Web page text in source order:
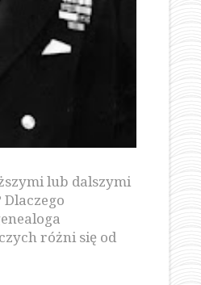
lub dalszymi
różni się od